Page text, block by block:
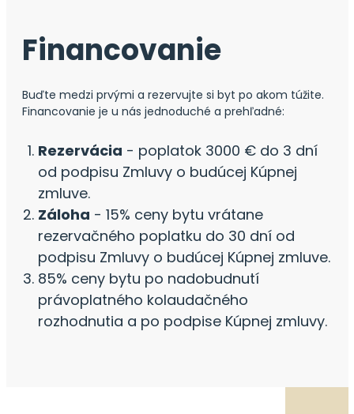
Financovanie
Buďte medzi prvými a rezervujte si byt po akom túžite.
Financovanie je u nás jednoduché a prehľadné:
Rezervácia - poplatok 3000 € do 3 dní
od podpisu Zmluvy o budúcej Kúpnej
zmluve.
Záloha - 15% ceny bytu vrátane
rezervačného poplatku do 30 dní od
podpisu Zmluvy o budúcej Kúpnej zmluve.
85% ceny bytu po nadobudnutí
právoplatného kolaudačného
rozhodnutia a po podpise Kúpnej zmluvy.